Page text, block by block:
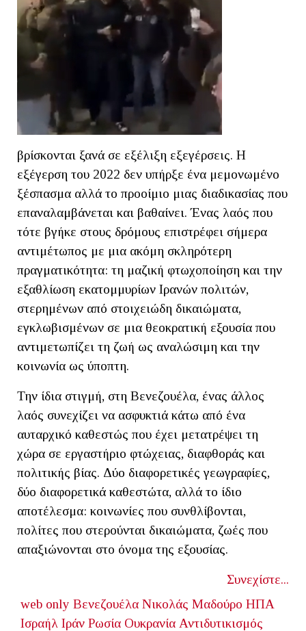
βρίσκονται ξανά σε εξέλιξη εξεγέρσεις. Η
εξέγερση του 2022 δεν υπήρξε ένα μεμονωμένο
ξέσπασμα αλλά το προοίμιο μιας διαδικασίας που
επαναλαμβάνεται και βαθαίνει. Ένας λαός που
τότε βγήκε στους δρόμους επιστρέφει σήμερα
αντιμέτωπος με μια ακόμη σκληρότερη
πραγματικότητα: τη μαζική φτωχοποίηση και την
εξαθλίωση εκατομμυρίων Ιρανών πολιτών,
στερημένων από στοιχειώδη δικαιώματα,
εγκλωβισμένων σε μια θεοκρατική εξουσία που
αντιμετωπίζει τη ζωή ως αναλώσιμη και την
κοινωνία ως ύποπτη.
Την ίδια στιγμή, στη Βενεζουέλα, ένας άλλος
λαός συνεχίζει να ασφυκτιά κάτω από ένα
αυταρχικό καθεστώς που έχει μετατρέψει τη
χώρα σε εργαστήριο φτώχειας, διαφθοράς και
πολιτικής βίας. Δύο διαφορετικές γεωγραφίες,
δύο διαφορετικά καθεστώτα, αλλά το ίδιο
αποτέλεσμα: κοινωνίες που συνθλίβονται,
πολίτες που στερούνται δικαιώματα, ζωές που
απαξιώνονται στο όνομα της εξουσίας.
Συνεχίστε...
web only Βενεζουέλα Νικολάς Μαδούρο ΗΠΑ
Ισραήλ Ιράν Ρωσία Ουκρανία Αντιδυτικισμός